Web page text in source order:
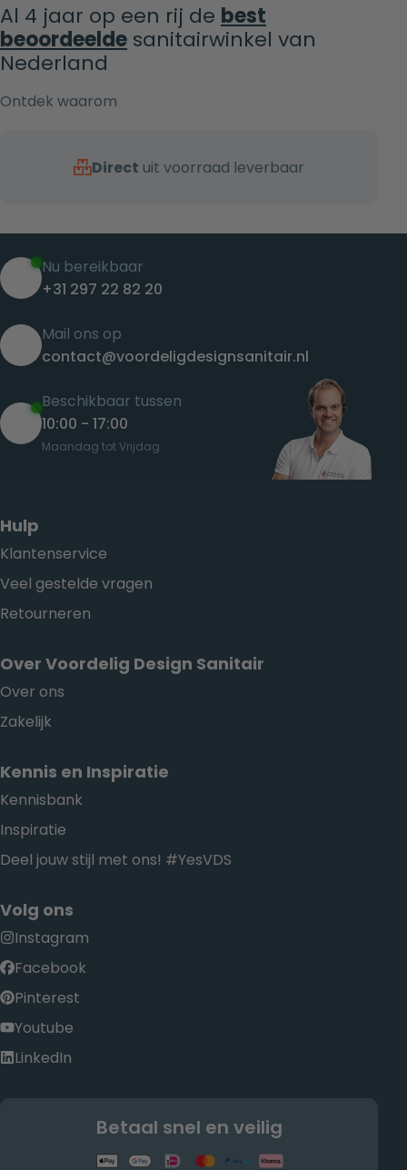
Al 4 jaar op een rij de best
beoordeelde sanitairwinkel van
Nederland
Ontdek waarom
Direct uit voorraad leverbaar
Nu bereikbaar
+31 297 22 82 20
Mail ons op
contact@voordeligdesignsanitair.nl
Beschikbaar tussen
10:00 - 17:00
Maandag tot Vrijdag
Hulp
Klantenservice
Veel gestelde vragen
Retourneren
Over Voordelig Design Sanitair
Over ons
Zakelijk
Kennis en Inspiratie
Kennisbank
Inspiratie
Deel jouw stijl met ons! #YesVDS
Volg ons
Instagram
Facebook
Pinterest
Youtube
LinkedIn
Betaal snel en veilig